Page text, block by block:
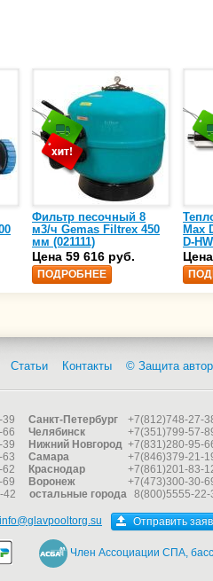
Фильтр песочный 8
м3/ч Gemas Filtrex 450
мм (021111)
Цена 59 616 руб.
ПОДРОБНЕЕ
Max
D-
25)
Статьи Контакты © Защита
39 Санкт-Петербург
+7(812)748-27-
66 Челябинск
+7(351)799-57-
39 Нижний Новгород +7(831)280-95-
63 Самара
+7(846)379-21-
62 Краснодар
+7(861)201-83-
69 Воронеж
+7(473)300-30-
42 остальные города 8(800)5555-22-
info@glavpooltorg.su Отправить
Член Ассоциации СПА,